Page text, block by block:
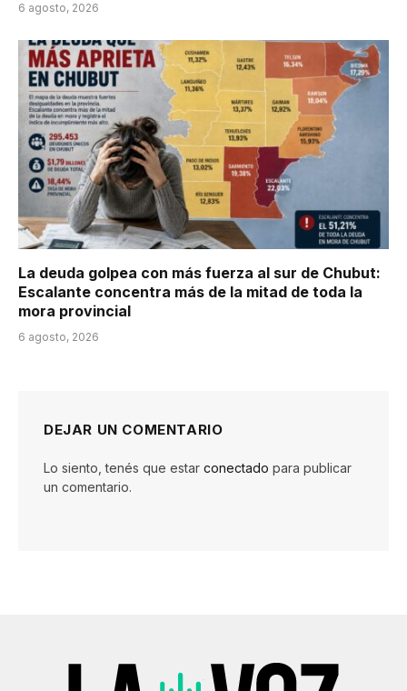
6 agosto, 2026
La deuda golpea con más fuerza al sur de Chubut:
Escalante concentra más de la mitad de toda la
mora provincial
6 agosto, 2026
DEJAR UN COMENTARIO
Lo siento, tenés que estar conectado para publicar
un comentario.